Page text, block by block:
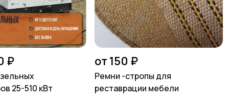
₽
25-510 кВт
от 150 ₽
Ремни -стропы для
реставрации мебели